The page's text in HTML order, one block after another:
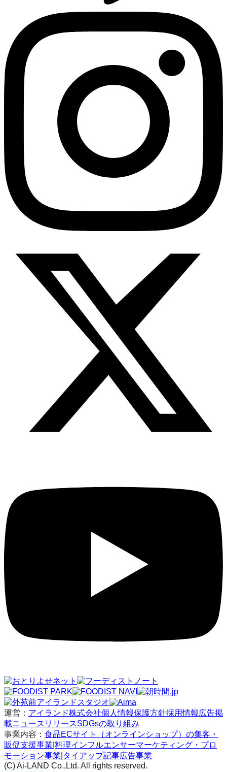
運営： アイランド株式会社個人情報保護方針採用情報 広告掲
載ニュースリリースSDGsの取り組み
事業内容： 食品ECサイト（オンラインショップ）の集客・
販促支援事業 料理インフルエンサーマーケティング・プロ
モーション事業 タイアップ記事広告事業
(C) Ai-LAND Co.,Ltd. All rights reserved.